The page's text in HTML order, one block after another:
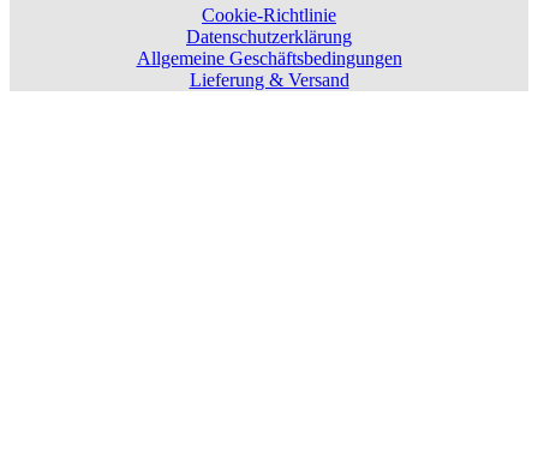
Cookie-Richtlinie
Datenschutzerklärung
Allgemeine Geschäftsbedingungen
Lieferung & Versand